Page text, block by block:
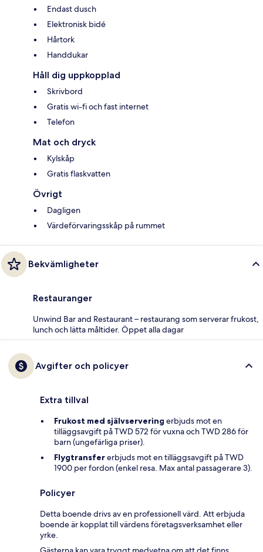
Endast dusch
Elektronisk bidé
Hårtork
Handdukar
Håll dig uppkopplad
Skrivbord
Gratis wi-fi och fast internet
Telefon
Mat och dryck
Kylskåp
Gratis flaskvatten
Övrigt
Dagligen
Värdeförvaringsskåp på rummet
Bekvämligheter
Restauranger
Unwind Bar and Restaurant – restaurang som serverar frukost,
lunch och lätta måltider. Öppet alla dagar
Avgifter och policyer
Extra tillval
Frukost med självservering erbjuds mot en
tilläggsavgift på TWD 572 för vuxna och TWD 286 för
barn (ungefärliga priser).
Flygtransfererbjuds mot en tilläggsavgift på TWD
1900 per fordon (enkel resa. Max antal passagerare 3).
Policyer
Detta boende drivs av en professionell värd. Att erbjuda
boende är kopplat till värdens företagsverksamhet eller
yrke.